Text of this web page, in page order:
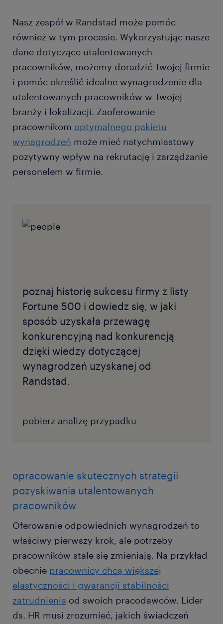
Nasz zespół w Randstad może pomóc
również w tym procesie. Wykorzystując nasze
dane dotyczące utalentowanych
pracowników, możemy doradzić Twojej firmie
i pomóc określić idealne wynagrodzenie dla
utalentowanych pracowników w Twojej
branży i lokalizacji. Zaoferowanie
pracownikom optymalnego pakietu
wynagrodzeń może mieć natychmiastowy
pozytywny wpływ na rekrutację i zarządzanie
personelem w firmie.
poznaj historię sukcesu firmy z listy
Fortune 500 i dowiedz się, w jaki
sposób uzyskała przewagę
konkurencyjną nad konkurencją
dzięki wiedzy dotyczącej
wynagrodzeń uzyskanej od
Randstad.
pobierz analizę przypadku
opracowanie skutecznych strategii
pozyskiwania utalentowanych
pracowników
Oferowanie odpowiednich wynagrodzeń to
właściwy pierwszy krok, ale potrzeby
pracowników stale się zmieniają. Na przykład
obecnie pracownicy chcą większej
elastyczności i gwarancji stabilności
zatrudnienia od swoich pracodawców. Lider
ds. HR musi zrozumieć, jakich świadczeń